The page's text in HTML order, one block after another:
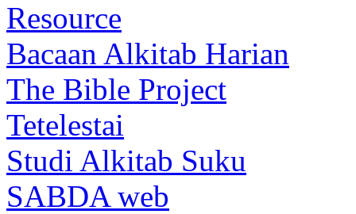
Resource
Bacaan Alkitab Harian
The Bible Project
Tetelestai
Studi Alkitab Suku
SABDA web